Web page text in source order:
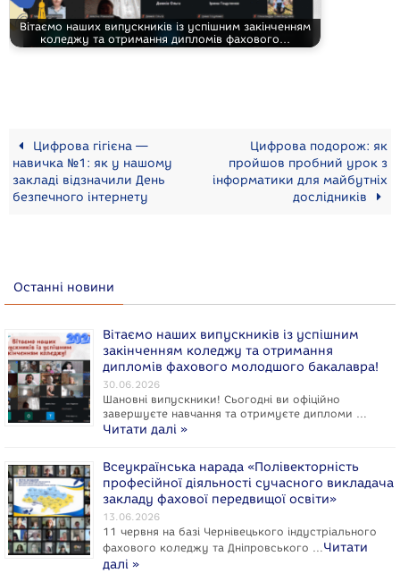
Вітаємо наших випускників із успішним закінченням
коледжу та отримання дипломів фахового…
Цифрова гігієна —
навичка №1: як у нашому
закладі відзначили День
безпечного інтернету
Цифрова подорож: як
пройшов пробний урок з
інформатики для майбутніх
дослідників
Останні новини
Вітаємо наших випускників із успішним
закінченням коледжу та отримання
дипломів фахового молодшого бакалавра!
30.06.2026
Шановні випускники! Сьогодні ви офіційно
завершуєте навчання та отримуєте дипломи …
Читати далі »
Всеукраїнська нарада «Полівекторність
професійної діяльності сучасного викладача
закладу фахової передвищої освіти»
13.06.2026
11 червня на базі Чернівецького індустріального
фахового коледжу та Дніпровського … Читати
далі »